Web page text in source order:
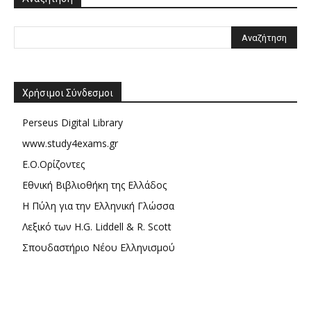
Χρήσιμοι Σύνδεσμοι
Perseus Digital Library
www.study4exams.gr
Ε.Ο.Ορίζοντες
Εθνική Βιβλιοθήκη της Ελλάδος
Η Πύλη για την Ελληνική Γλώσσα
Λεξικό των H.G. Liddell & R. Scott
Σπουδαστήριο Νέου Ελληνισμού